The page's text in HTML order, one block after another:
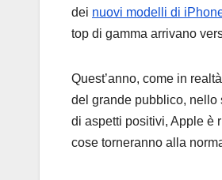
dei nuovi modelli di
top di gamma arrivano
Quest’anno, come in
del grande pubblico, nello
di aspetti positivi, Apple è
cose torneranno alla